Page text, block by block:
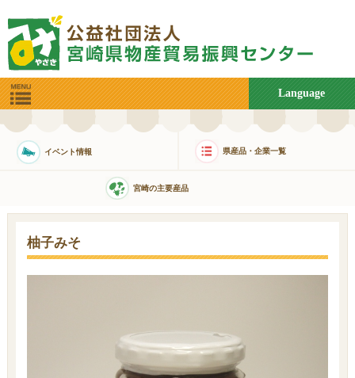
Language
イベント情報 県産品・企業一覧
宮崎の主要産品
柚子みそ